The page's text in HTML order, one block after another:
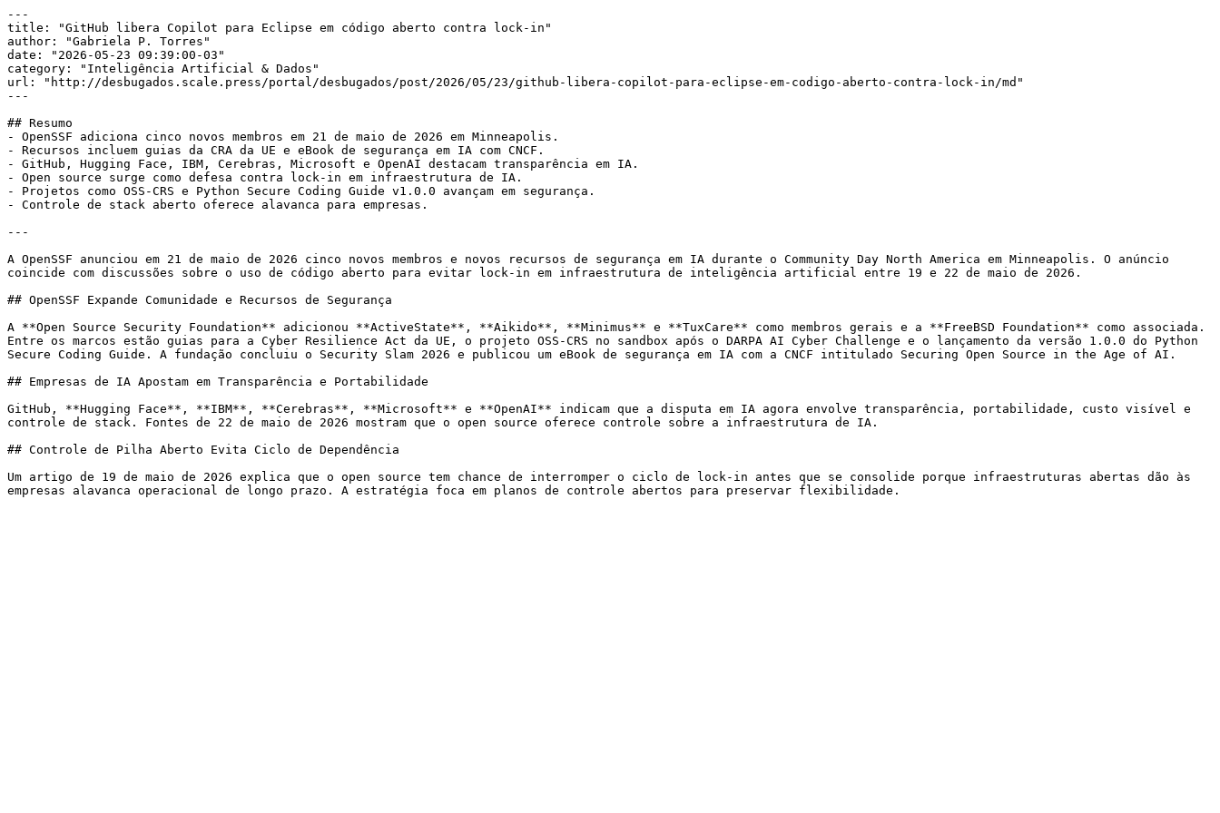
---
title: "GitHub libera Copilot para Eclipse em código aberto contra lock-in"
author: "Gabriela P. Torres"
date: "2026-05-23 09:39:00-03"
category: "Inteligência Artificial & Dados"
url: "http://desbugados.scale.press/portal/desbugados/post/2026/05/23/github-libera-copilot-para-eclipse-em-codigo-aberto-contra-lock-in/md"
---
## Resumo
- OpenSSF adiciona cinco novos membros em 21 de maio de 2026 em Minneapolis.
- Recursos incluem guias da CRA da UE e eBook de segurança em IA com CNCF.
- GitHub, Hugging Face, IBM, Cerebras, Microsoft e OpenAI destacam transparência em IA.
- Open source surge como defesa contra lock-in em infraestrutura de IA.
- Projetos como OSS-CRS e Python Secure Coding Guide v1.0.0 avançam em segurança.
- Controle de stack aberto oferece alavanca para empresas.
---
A OpenSSF anunciou em 21 de maio de 2026 cinco novos membros e novos recursos de segurança em IA durante o Community Day North America em Minneapolis. O anúncio
coincide com discussões sobre o uso de código aberto para evitar lock-in em infraestrutura de inteligência artificial entre 19 e 22 de maio de 2026.
## OpenSSF Expande Comunidade e Recursos de Segurança
A **Open Source Security Foundation** adicionou **ActiveState**, **Aikido**, **Minimus** e **TuxCare** como membros gerais e a **FreeBSD Foundation** como associada.
Entre os marcos estão guias para a Cyber Resilience Act da UE, o projeto OSS-CRS no sandbox após o DARPA AI Cyber Challenge e o lançamento da versão 1.0.0 do Python
Secure Coding Guide. A fundação concluiu o Security Slam 2026 e publicou um eBook de segurança em IA com a CNCF intitulado Securing Open Source in the Age of AI.
## Empresas de IA Apostam em Transparência e Portabilidade
GitHub, **Hugging Face**, **IBM**, **Cerebras**, **Microsoft** e **OpenAI** indicam que a disputa em IA agora envolve transparência, portabilidade, custo visível e
controle de stack. Fontes de 22 de maio de 2026 mostram que o open source oferece controle sobre a infraestrutura de IA.
## Controle de Pilha Aberto Evita Ciclo de Dependência
Um artigo de 19 de maio de 2026 explica que o open source tem chance de interromper o ciclo de lock-in antes que se consolide porque infraestruturas abertas dão às
empresas alavanca operacional de longo prazo. A estratégia foca em planos de controle abertos para preservar flexibilidade.